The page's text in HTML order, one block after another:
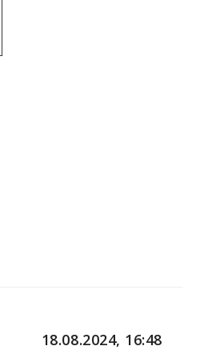
18.08.2024, 16:48